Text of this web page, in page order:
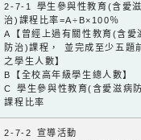
2-7-1 學生參與性教育(含愛
治)課程比率=A÷B×100％
A【曾經上過有關性教育(含愛
防治)課程， 並完成至少五題
之學生人數】
B【全校高年級學生總人數】
C 學生參與性教育(含愛滋病
課程比率
2-7-2 宣導活動